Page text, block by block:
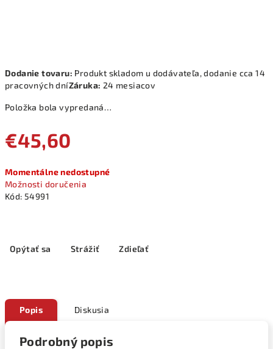
Dodanie tovaru: Produkt skladom u dodávateľa, dodanie cca 14
pracovných dníZáruka: 24 mesiacov
Položka bola vypredaná…
€45,60
cena:
Momentálne nedostupné
Možnosti doručenia
Kód: 54991
Opýtať sa Strážiť Zdieľať
Popis Diskusia
Podrobný popis